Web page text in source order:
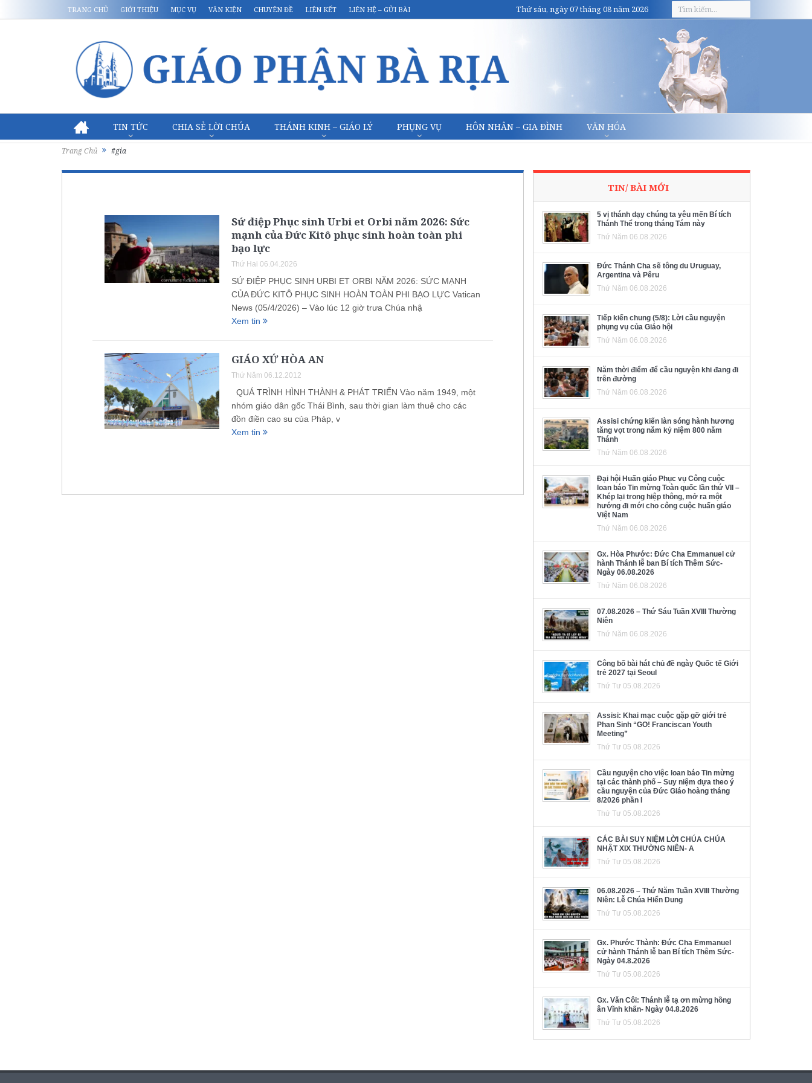
TRANG CHỦ GIỚI THIỆU MỤC VỤ VĂN KIỆN CHUYÊN ĐỀ LIÊN KẾT LIÊN HỆ – GỬI BÀI Thứ sáu, ngày 07 tháng 08 năm 2026
TIN TỨC CHIA SẺ LỜI CHÚA THÁNH KINH – GIÁO LÝ PHỤNG VỤ HÔN NHÂN – GIA ĐÌNH VĂN HÓA
Trang Chủ #gia
Sứ điệp Phục sinh Urbi et Orbi năm 2026: Sức
mạnh của Đức Kitô phục sinh hoàn toàn phi
bạo lực
Thứ Hai 06.04.2026
SỨ ĐIỆP PHỤC SINH URBI ET ORBI NĂM 2026: SỨC MẠNH
CỦA ĐỨC KITÔ PHỤC SINH HOÀN TOÀN PHI BẠO LỰC Vatican
News (05/4/2026) – Vào lúc 12 giờ trưa Chúa nhậ
Xem tin
GIÁO XỨ HÒA AN
Thứ Năm 06.12.2012
QUÁ TRÌNH HÌNH THÀNH & PHÁT TRIỂN Vào năm 1949, một
nhóm giáo dân gốc Thái Bình, sau thời gian làm thuê cho các
đồn điền cao su của Pháp, v
Xem tin
TIN/ BÀI MỚI
5 vị thánh dạy chúng ta yêu mến Bí tích
Thánh Thể trong tháng Tám này
Thứ Năm 06.08.2026
Đức Thánh Cha sẽ tông du Uruguay,
Argentina và Pêru
Thứ Năm 06.08.2026
Tiếp kiến chung (5/8): Lời cầu nguyện
phụng vụ của Giáo hội
Thứ Năm 06.08.2026
Năm thời điểm để cầu nguyện khi đang đi
trên đường
Thứ Năm 06.08.2026
Assisi chứng kiến làn sóng hành hương
tăng vọt trong năm kỷ niệm 800 năm
Thánh
Thứ Năm 06.08.2026
Đại hội Huấn giáo Phục vụ Công cuộc
loan báo Tin mừng Toàn quốc lần thứ VII –
Khép lại trong hiệp thông, mở ra một
hướng đi mới cho công cuộc huấn giáo
Việt Nam
Thứ Năm 06.08.2026
Gx. Hòa Phước: Đức Cha Emmanuel cử
hành Thánh lễ ban Bí tích Thêm Sức-
Ngày 06.08.2026
Thứ Năm 06.08.2026
07.08.2026 – Thứ Sáu Tuần XVIII Thường
Niên
Thứ Năm 06.08.2026
Công bố bài hát chủ đề ngày Quốc tế Giới
trẻ 2027 tại Seoul
Thứ Tư 05.08.2026
Assisi: Khai mạc cuộc gặp gỡ giới trẻ
Phan Sinh “GO! Franciscan Youth
Meeting”
Thứ Tư 05.08.2026
Cầu nguyện cho việc loan báo Tin mừng
tại các thành phố – Suy niệm dựa theo ý
cầu nguyện của Đức Giáo hoàng tháng
8/2026 phần I
Thứ Tư 05.08.2026
CÁC BÀI SUY NIỆM LỜI CHÚA CHÚA
NHẬT XIX THƯỜNG NIÊN- A
Thứ Tư 05.08.2026
06.08.2026 – Thứ Năm Tuần XVIII Thường
Niên: Lễ Chúa Hiển Dung
Thứ Tư 05.08.2026
Gx. Phước Thành: Đức Cha Emmanuel
cử hành Thánh lễ ban Bí tích Thêm Sức-
Ngày 04.8.2026
Thứ Tư 05.08.2026
Gx. Văn Côi: Thánh lễ tạ ơn mừng hồng
ân Vĩnh khấn- Ngày 04.8.2026
Thứ Tư 05.08.2026